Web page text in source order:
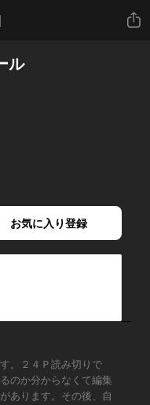
共有
ル
お気に入り登録
。２４Ｐ読み切りで
のか分からなくて編集
あります。その後、自